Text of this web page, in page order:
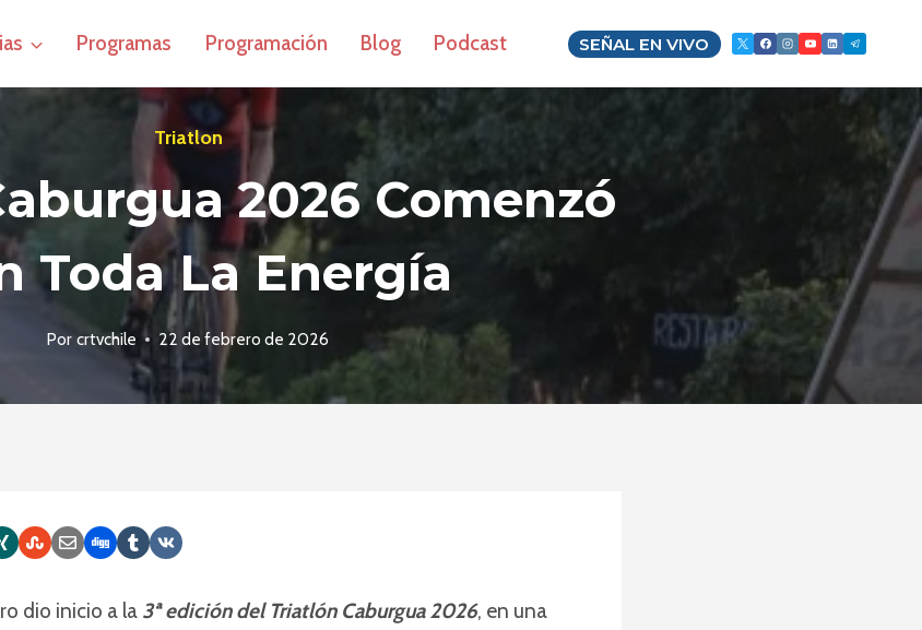
Programas Programación Blog Podcast SEÑAL EN VIVO
Triatlon
2026 Comenzó
Toda La Energía
Por crtvchile 22 de febrero de 2026
dio inicio a la 3ª edición del Triatlón Caburgua 2026, en una